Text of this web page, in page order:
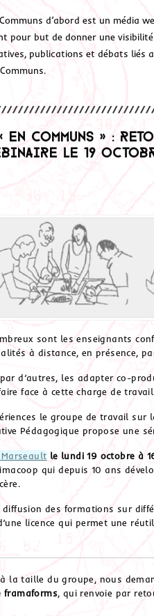
d’abord est un média
pour but de donner une
publications et débats liés
communs » :
le 19
sont les enseignants
à distance, en présence,
d’autres, les adapter co-
face à cette charge de
le groupe de travail
Pédagogique propose une
le lundi 19 octobre à
qui depuis 10 ans
des formations sur
licence qui permet une
la taille du groupe, nous
framaforms, qui renvoie par